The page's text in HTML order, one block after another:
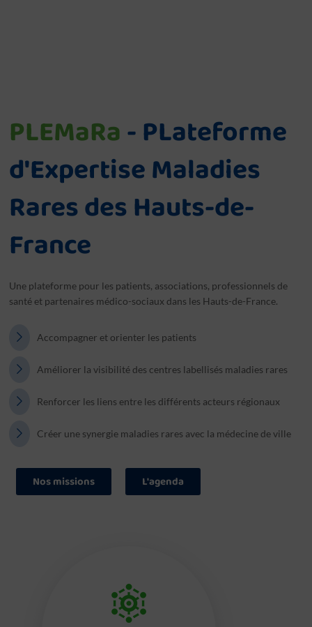
PLEMaRa- PLateforme
d'Expertise Maladies
Rares des Hauts-de-
France
Une plateforme pour les patients, associations, professionnels de
santé et partenaires médico-sociaux dans les Hauts-de-France.
Accompagner et orienter les patients
Améliorer la visibilité des centres labellisés maladies rares
Renforcer les liens entre les différents acteurs régionaux
Créer une synergie maladies rares avec la médecine de ville
Nos missions L'agenda